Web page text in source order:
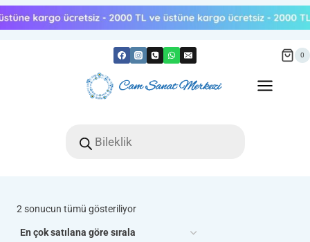
Skip
to
0
search
2 sonucun tümü gösteriliyorPopülerliğe